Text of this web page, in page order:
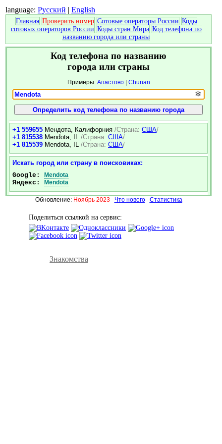
language: Русский | English
Главная Проверить номер Сотовые операторы России Коды
сотовых операторов России Коды стран Мира Код телефона по
названию города или страны
Код телефона по названию
города или страны
Примеры: Апастово| Chunan
❄
+1 559655 Мендота, Калифорния /Страна: США/
+1 815538 Mendota, IL /Страна: США/
+1 815539 Mendota, IL /Страна: США/
Искать город или страну в поисковиках:
Google: Mendota
Яндекс: Mendota
Обновление: Ноябрь 2023 Что нового Статистика
Поделиться ссылкой на сервис:
Знакомства